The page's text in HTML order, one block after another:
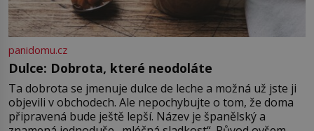
panidomu.cz
Dulce: Dobrota, které neodoláte
Ta dobrota se jmenuje dulce de leche a možná už jste ji
objevili v obchodech. Ale nepochybujte o tom, že doma
připravená bude ještě lepší. Název je španělský a